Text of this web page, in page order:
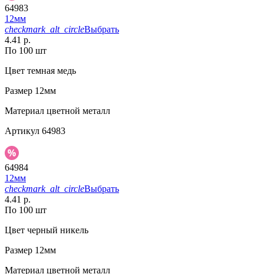
64983
12мм
checkmark_alt_circleВыбрать
4.41 р.
По 100 шт
Цвет темная медь
Размер 12мм
Материал цветной металл
Артикул 64983
64984
12мм
checkmark_alt_circleВыбрать
4.41 р.
По 100 шт
Цвет черный никель
Размер 12мм
Материал цветной металл